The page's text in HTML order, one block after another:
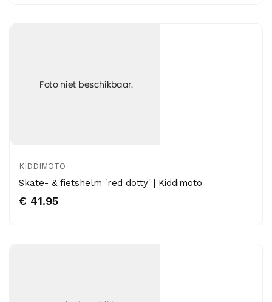
KIDDIMOTO
Skate- & fietshelm 'red dotty' | Kiddimoto
€ 41.95